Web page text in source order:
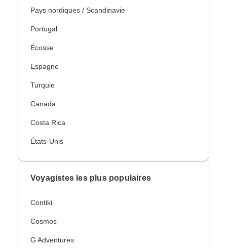
Pays nordiques / Scandinavie
Portugal
Écosse
Espagne
Turquie
Canada
Costa Rica
États-Unis
Voyagistes les plus populaires
Contiki
Cosmos
G Adventures